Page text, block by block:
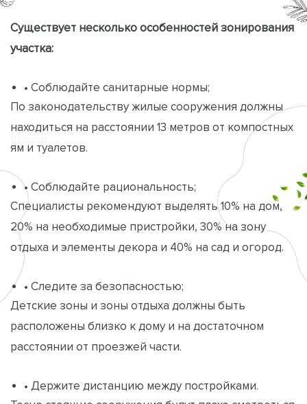
Существует несколько особенностей зонирования
участка:
• Соблюдайте санитарные нормы;
По законодательству жилые сооружения должны
находиться на расстоянии 13 метров от компостных
ям и туалетов.
• Соблюдайте рациональность;
Специалисты рекомендуют выделять 10% на дом,
20% на необходимые пристройки, 30% на зону
отдыха и элементы декора и 40% на сад и огород.
• Следите за безопасностью;
Детские зоны и зоны отдыха должны быть
расположены близко к дому и на достаточном
расстоянии от проезжей части.
• Держите дистанцию между постройками.